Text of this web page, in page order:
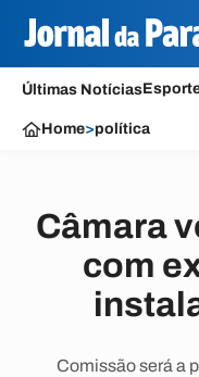
Últimas Notícias
Home>política
Câmara
com
Comissão será a